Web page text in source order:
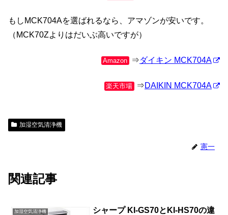
もしMCK704Aを選ばれるなら、アマゾンが安いです。
（MCK70Zよりはだいぶ高いですが）
Amazon ⇒ダイキン MCK704A
楽天市場 ⇒DAIKIN MCK704A
加湿空気清浄機
憲一
関連記事
加湿空気清浄機
シャープ KI-GS70とKI-HS70の違